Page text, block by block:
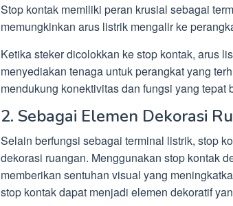
Stop kontak memiliki peran krusial sebagai
memungkinkan arus listrik mengalir ke
Ketika steker dicolokkan ke stop kontak, arus
menyediakan tenaga untuk perangkat yang
mendukung konektivitas dan fungsi yang tepat
2. Sebagai Elemen Dekorasi
Selain berfungsi sebagai terminal listrik, stop
dekorasi ruangan. Menggunakan stop kontak
memberikan sentuhan visual yang
stop kontak dapat menjadi elemen dekoratif